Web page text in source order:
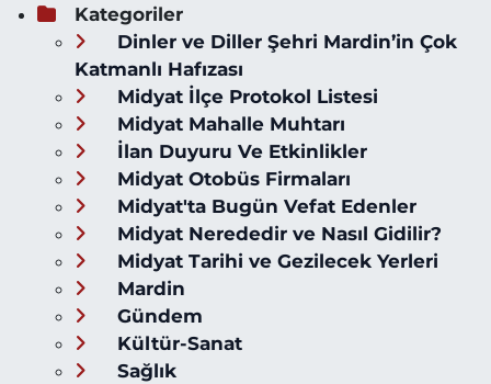
Kategoriler
Dinler ve Diller Şehri Mardin’in Çok
Katmanlı Hafızası
Midyat İlçe Protokol Listesi
Midyat Mahalle Muhtarı
İlan Duyuru Ve Etkinlikler
Midyat Otobüs Firmaları
Midyat'ta Bugün Vefat Edenler
Midyat Nerededir ve Nasıl Gidilir?
Midyat Tarihi ve Gezilecek Yerleri
Mardin
Gündem
Kültür-Sanat
Sağlık